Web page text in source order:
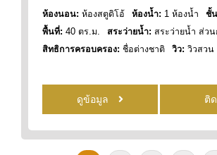
ห้องนอน: ห้องสตูดิโอ้ ห้องน้ำ: 1 ห้องน้ำ ชั้
พื้นที่: 40 ตร.ม. สระว่ายน้ำ: สระว่ายน้ำ ส่วน
สิทธิการครอบครอง: ชื่อต่างชาติ วิว: วิวสวน
ดูข้อมูล ติ